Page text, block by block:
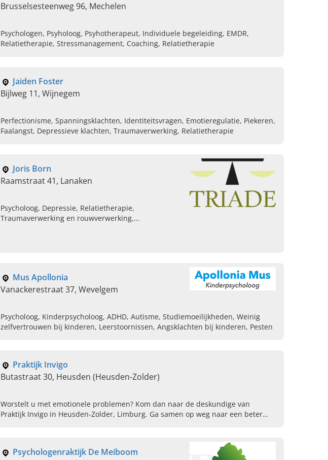
Brusselsesteenweg 96, Mechelen
Psychologen, Psyholoog, Psyhotherapeut, Individuele begeleiding, EMDR,
Relatietherapie, Stressmanagement, Coaching, Relatietherapie
Jaiden Foster
Bijlweg 11, Wijnegem
Perfectionisme, Spanningsklachten, Identiteitsvragen, Emotieregulatie, Piekeren,
Faalangst, Depressieve klachten, Traumaverwerking, Relatietherapie
Joris Born
Raamstraat 41, Lanaken
Psycholoog, Depressie, Relatietherapie,
Traumaverwerking en rouwverwerking,
Mus Apollonia
Vanackerestraat 37, Wevelgem
Psycholoog, Kinderpsycholoog, ADHD, Autisme, Studiemoeilijkheden, Weinig
zelfvertrouwen bij kinderen, Leerstoornissen, Angsklachten bij kinderen, Pesten
Praktijk Invigo
Butastraat 30, Heusden (Heusden-Zolder)
Worstelt u met emotionele problemen? Kom dan naar de deskundige van
Praktijk Invigo in Heusden-Zolder, Limburg. Ga samen op weg naar een beter
Psychologenraktijk De Meiboom